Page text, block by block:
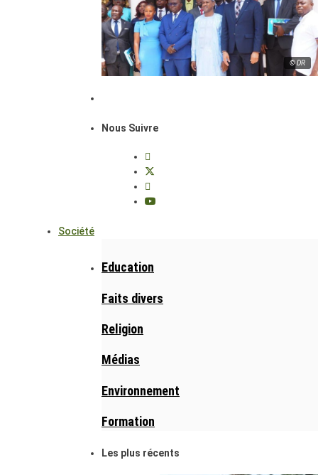
© DR
Nous Suivre
Société
Education
Faits divers
Religion
Médias
Environnement
Formation
Les plus récents